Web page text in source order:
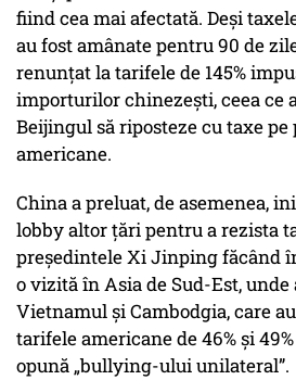
fiind cea mai afectată. Deși
au fost amânate pentru 90 de
renunțat la tarifele de 145%
importurilor chinezești, ceea ce
Beijingul să riposteze cu taxe pe
americane.
China a preluat, de asemenea,
lobby altor țări pentru a rezista
președintele Xi Jinping făcând
o vizită în Asia de Sud-Est,
Vietnamul și Cambodgia, care
tarifele americane de 46% și
opună „bullying-ului unilateral”.